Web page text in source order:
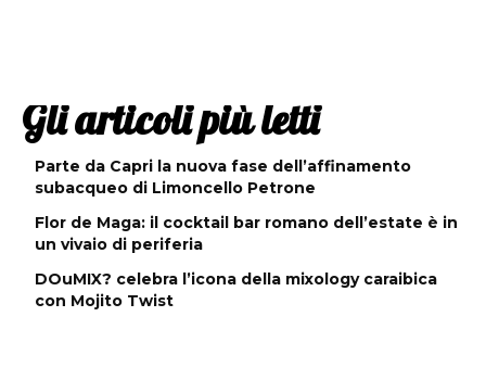
Gli articoli più letti
Parte da Capri la nuova fase dell’affinamento
subacqueo di Limoncello Petrone
Flor de Maga: il cocktail bar romano dell’estate è in
un vivaio di periferia
DOuMIX? celebra l’icona della mixology caraibica
con Mojito Twist